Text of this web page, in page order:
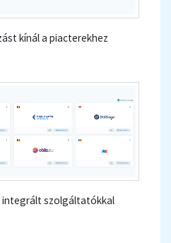
kínál a piacterekhez
integrált szolgáltatókkal